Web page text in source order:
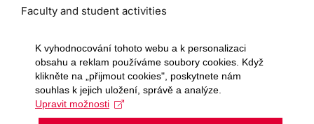
Faculty and student activities
Projects and strategic partnerships
Documents
European sustainable development week
K vyhodnocování tohoto webu a k personalizaci
obsahu a reklam používáme soubory cookies. Když
klikněte na „přijmout cookies", poskytnete nám
souhlas k jejich uložení, správě a analýze.
Upravit možnosti